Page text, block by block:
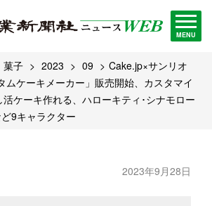
MENU
菓子 2023 09
Cake.jp×サンリオ
ムケーキメーカー」販売開始、カスタマイ
活ケーキ作れる、ハローキティ･シナモロー
9キャラクター
2023年9月28日